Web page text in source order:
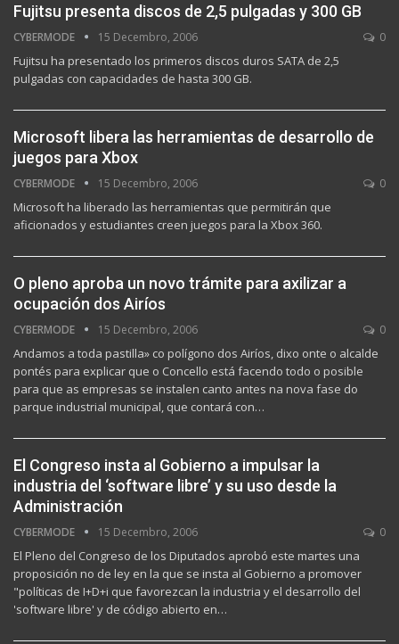
Fujitsu presenta discos de 2,5 pulgadas y 300 GB
CYBERMODE 15 Decembro, 2006 0
Fujitsu ha presentado los primeros discos duros SATA de 2,5
pulgadas con capacidades de hasta 300 GB.
Microsoft libera las herramientas de desarrollo de
juegos para Xbox
CYBERMODE 15 Decembro, 2006 0
Microsoft ha liberado las herramientas que permitirán que
aficionados y estudiantes creen juegos para la Xbox 360.
O pleno aproba un novo trámite para axilizar a
ocupación dos Airíos
CYBERMODE 15 Decembro, 2006 0
Andamos a toda pastilla» co polígono dos Airíos, dixo onte o alcalde
pontés para explicar que o Concello está facendo todo o posible
para que as empresas se instalen canto antes na nova fase do
parque industrial municipal, que contará con…
El Congreso insta al Gobierno a impulsar la
industria del ‘software libre’ y su uso desde la
Administración
CYBERMODE 15 Decembro, 2006 0
El Pleno del Congreso de los Diputados aprobó este martes una
proposición no de ley en la que se insta al Gobierno a promover
"políticas de I+D+i que favorezcan la industria y el desarrollo del
'software libre' y de código abierto en…